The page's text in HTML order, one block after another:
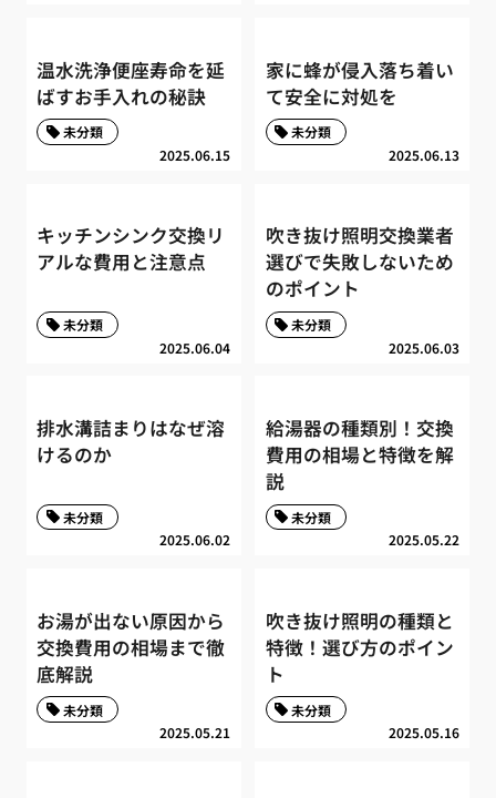
温水洗浄便座寿命を延
ばすお手入れの秘訣
2025.06.15
未分類
家に蜂が侵入落ち着い
て安全に対処を
2025.06.13
未分類
キッチンシンク交換リ
アルな費用と注意点
2025.06.04
未分類
吹き抜け照明交換業者
選びで失敗しないため
のポイント
2025.06.03
未分類
排水溝詰まりはなぜ溶
けるのか
2025.06.02
未分類
給湯器の種類別！交換
費用の相場と特徴を解
説
2025.05.22
未分類
お湯が出ない原因から
交換費用の相場まで徹
底解説
2025.05.21
未分類
吹き抜け照明の種類と
特徴！選び方のポイン
ト
2025.05.16
未分類